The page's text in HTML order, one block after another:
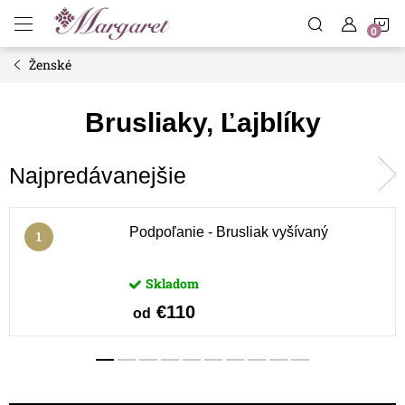
obsah
Ženské
Brusliaky, Ľajblíky
Najpredávanejšie
Podpoľanie - Brusliak vyšívaný
Skladom
od €110